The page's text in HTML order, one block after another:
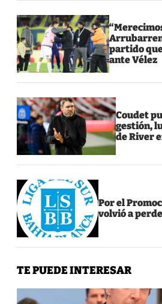
partido
ante Vélez
Coudet
gestión,
de River
Por el
volvió a
TE PUEDE INTERESAR